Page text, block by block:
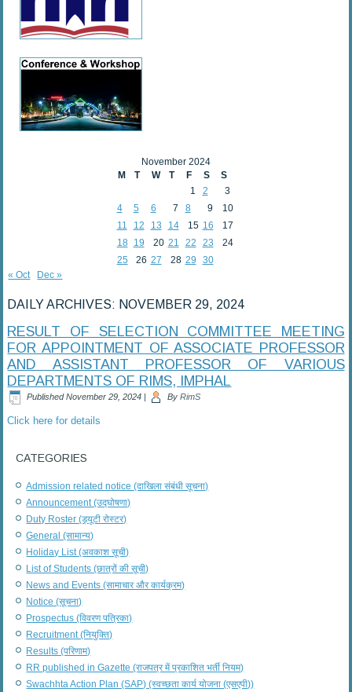
November 2024
M
T W T F S
S
1
2
3
4
5 6 7 8 9
10
11
12 13 14 15 16
17
18
19 20 21 22 23
24
25
26 27 28 29
30
« Oct
Dec »
DAILY ARCHIVES: NOVEMBER 29, 2024
RESULT OF SELECTION COMMITTEE MEETING
FOR APPOINTMENT OF ASSOCIATE PROFESSOR
AND ASSISTANT PROFESSOR OF VARIOUS
DEPARTMENTS OF RIMS, IMPHAL
Published November 29, 2024 | By RimS
Click here for details
CATEGORIES
Admission related notice (दाखिला संबंधी सूचना)
Announcement (उद्घोषणा)
Duty Roster (ड्यूटी रोस्टर)
General (सामान्य)
Holiday List (अवकाश सूची)
List of Students (छात्रों की सूची)
News and Events (सामाचार और कार्यक्रम)
Notice (सूचना)
Prospectus (विवरण पत्रिका)
Recruitment (नियुक्ति)
Results (परिणाम)
RR published in Gazette (राजपत्र में प्रकाशित भर्ती नियम)
Swachhta Action Plan (SAP) (स्वच्छता कार्य योजना (एसएपी))